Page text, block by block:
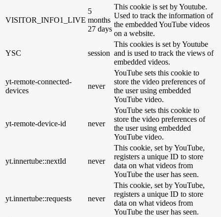
VISITOR_INFO1_LIVE
5
months
27 days
This cookie is set by Youtube.
Used to track the information of
the embedded YouTube videos
on a website.
YSC session
This cookies is set by Youtube
and is used to track the views of
embedded videos.
yt-remote-connected-
devices
never
YouTube sets this cookie to
store the video preferences of
the user using embedded
YouTube video.
yt-remote-device-id never
YouTube sets this cookie to
store the video preferences of
the user using embedded
YouTube video.
yt.innertube::nextId never
This cookie, set by YouTube,
registers a unique ID to store
data on what videos from
YouTube the user has seen.
yt.innertube::requests never
This cookie, set by YouTube,
registers a unique ID to store
data on what videos from
YouTube the user has seen.